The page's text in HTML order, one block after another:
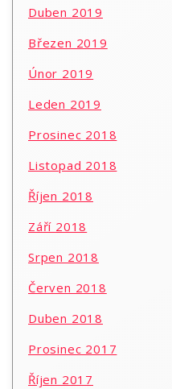
Duben 2019
Březen 2019
Únor 2019
Leden 2019
Prosinec 2018
Listopad 2018
Říjen 2018
Září 2018
Srpen 2018
Červen 2018
Duben 2018
Prosinec 2017
Říjen 2017